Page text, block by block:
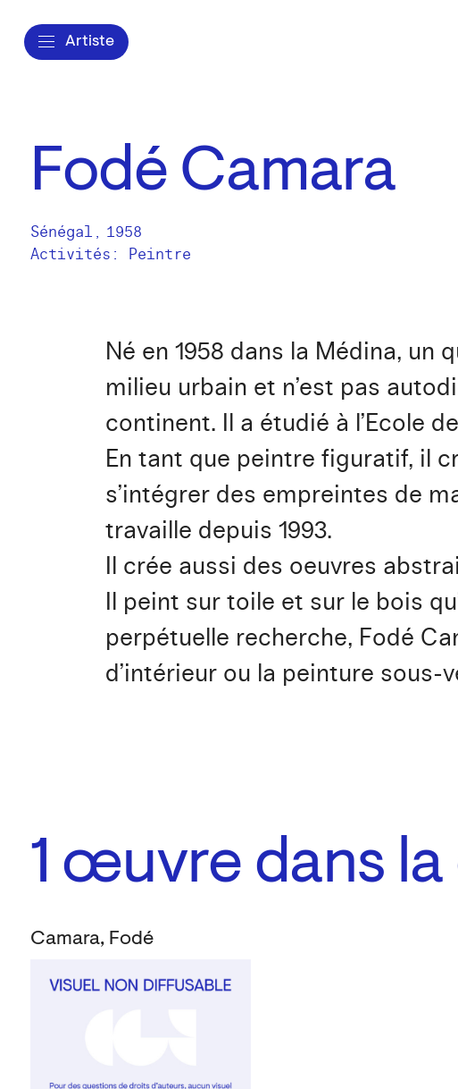
Artiste
Fodé Camara
Sénégal , 1958
Activités: Peintre
Né en 1958 dans la Médina, un
milieu urbain et n’est pas
continent. Il a étudié à l’Ecole
En tant que peintre figuratif, il
s’intégrer des empreintes de
travaille depuis 1993.
Il crée aussi des oeuvres
Il peint sur toile et sur le bois
perpétuelle recherche, Fodé
d’intérieur ou la peinture sous-
1 œuvre dans
Camara, Fodé